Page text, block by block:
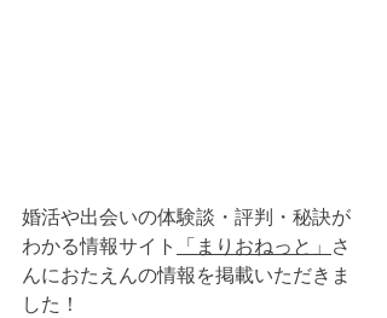
婚活や出会いの体験談・評判・秘訣が
わかる情報サイト
「まりおねっと」 さ
んにおたえんの情報を掲載いただきま
した！